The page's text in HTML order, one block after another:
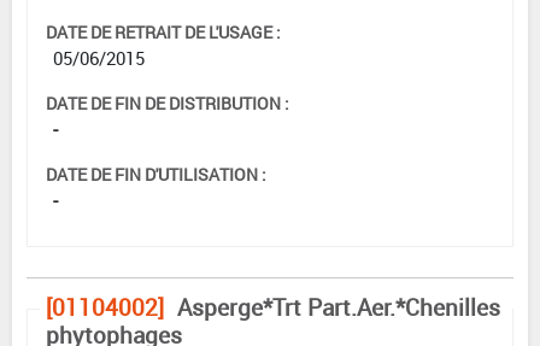
DATE DE RETRAIT DE L'USAGE :
05/06/2015
DATE DE FIN DE DISTRIBUTION :
-
DATE DE FIN D'UTILISATION :
-
[01104002] Asperge*Trt Part.Aer.*Chenilles
phytophages